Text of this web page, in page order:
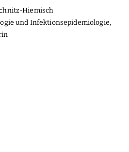
Hiemisch
und Infektionsepidemiologie,